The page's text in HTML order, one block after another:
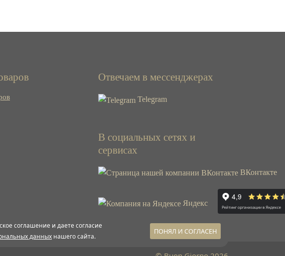
Отвечаем в мессенджерах
Telegram
В социальных сетях и
сервисах
ВКонтакте
Яндекс
соглашение и даете согласие
данных нашего сайта.
ПОНЯЛ И СОГЛАСЕН